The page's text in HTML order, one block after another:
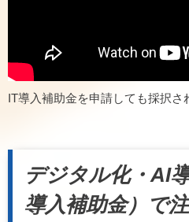
IT導入補助金を申請しても採択さ
デジタル化・AI
導入補助金）で